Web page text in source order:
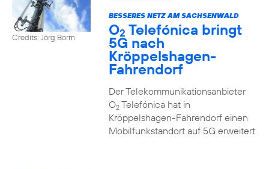
Credits: Jörg Borm
BESSERES NETZ AM SACHSENWALD
O2 Telefónica bringt
5G nach
Kröppelshagen-
Fahrendorf
Der Telekommunikationsanbieter
O2Telefónica hat in
Kröppelshagen-Fahrendorf einen
Mobilfunkstandort auf 5G erweitert